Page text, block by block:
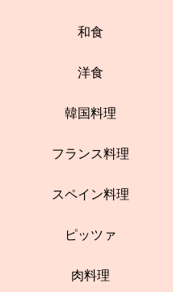
和食
洋食
韓国料理
フランス料理
スペイン料理
ピッツァ
肉料理